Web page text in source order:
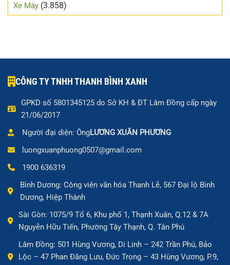
Xe Máy (3.858)
CÔNG TY TNHH THANH BÌNH XANH
GPKD số 5801345125 do Sở KH & ĐT Lâm Đồng cấp ngày
21/06/2017
Người đại diện: ÔngLƯƠNG XUÂN PHƯƠNG
luongxuanphuong0507@gmail.com
1900 636319
Bình Dương: Công viên văn hóa Thanh Lễ, 567 Đại lộ Bình
Dương, Hiệp Thành
Sài Gòn: 1075/9 Tổ 6, Khu phố 1, Thạnh Xuân, Q.12 & 7A
Nguyễn Hữu Tiến, Phường Tây Thạnh, Q. Tân Phú
Lâm Đồng: 501 Hùng Vương, Di Linh – 242 Trần Phú, Bảo
Lộc – 47 Phan Đăng Lưu, Đức Trọng – 43 Hùng Vương, P.9,